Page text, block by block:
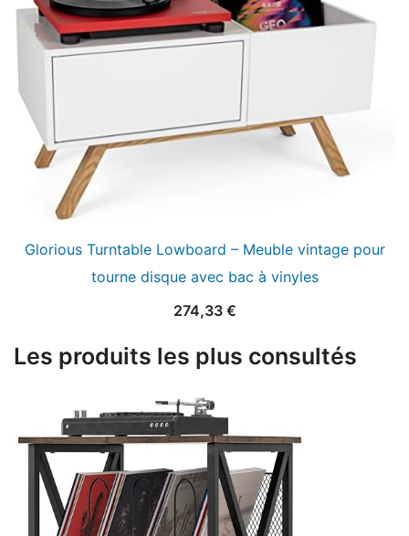
Glorious Turntable Lowboard – Meuble vintage pour
tourne disque avec bac à vinyles
274,33 €
Les produits les plus consultés